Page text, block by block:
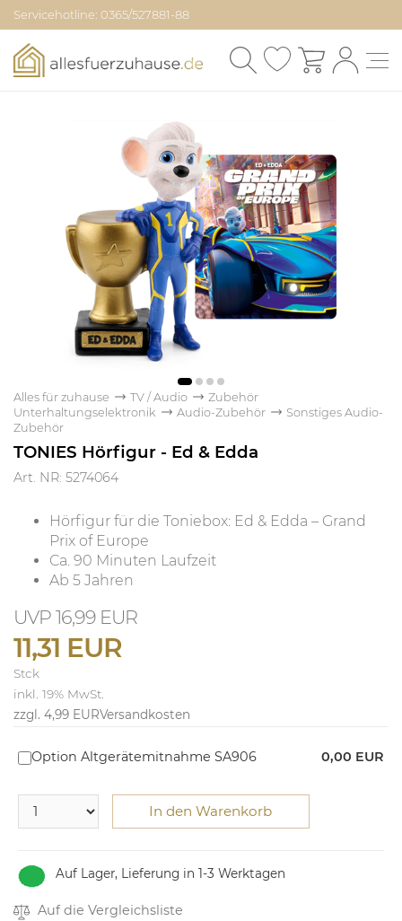
Servicehotline: 0365/527881-88
Alles für zuhause TV / Audio
Zubehör
Unterhaltungselektronik
Audio-Zubehör
Sonstiges Audio-
Zubehör
TONIES Hörfigur - Ed & Edda
Art. NR: 5274064
Hörfigur für die Toniebox: Ed & Edda – Grand
Prix of Europe
Ca. 90 Minuten Laufzeit
Ab 5 Jahren
16,99 EUR
11,31 EUR
Stck
inkl. 19% MwSt.
zzgl. 4,99 EURVersandkosten
Auf Lager, Lieferung in 1-3 Werktagen
Option Altgerätemitnahme SA906 0,00 EUR
In den Warenkorb
Auf die Vergleichsliste